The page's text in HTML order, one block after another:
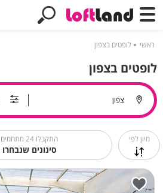
ראשי לופטים בצפון
לופטים בצפון
מיון לפי התקבלו 24מתחמים
סינונים שנבחרו